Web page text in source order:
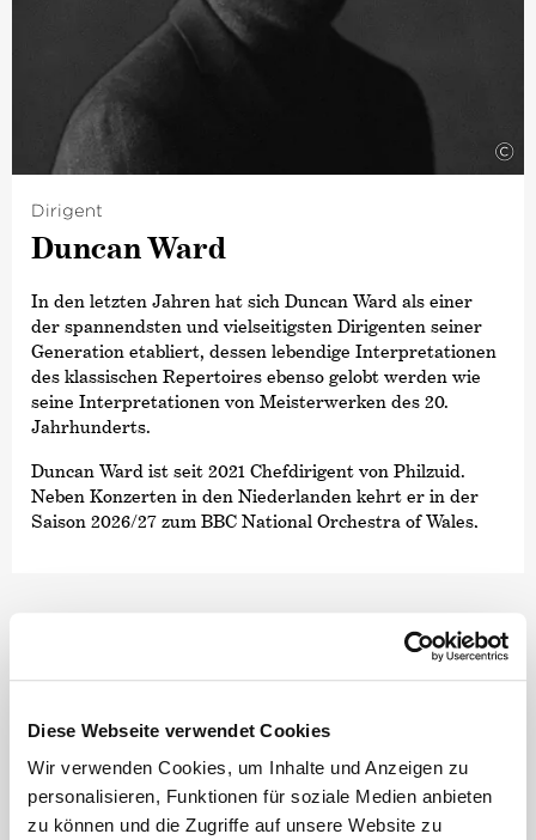
Diese Webseite verwendet Cookies
Wir verwenden Cookies, um Inhalte und Anzeigen zu
personalisieren, Funktionen für soziale Medien anbieten
zu können und die Zugriffe auf unsere Website zu
©
Dirigent
Duncan Ward
In den letzten Jahren hat sich Duncan Ward als einer
der spannendsten und vielseitigsten Dirigenten seiner
Generation etabliert, dessen lebendige Interpretationen
des klassischen Repertoires ebenso gelobt werden wie
seine Interpretationen von Meisterwerken des 20.
Jahrhunderts.
Duncan Ward ist seit 2021 Chefdirigent von Philzuid.
Neben Konzerten in den Niederlanden kehrt er in der
Saison 2026/27 zum BBC National Orchestra of Wales,
dem Norwegian Radio Orchestra und der Warschauer
zählen Debüts beim Rundfunk-Sinfonieorchester Berlin,
beim WDR Sinfonieorchester und bei der NDR
Radiophilharmonie sowie Wiedereinladungen zum
Symphonieorchester des Bayerischen Rundfunks, zum